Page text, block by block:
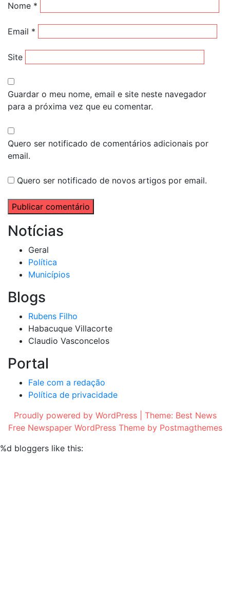
Nome *
Email *
Site
Guardar o meu nome, email e site neste navegador
para a próxima vez que eu comentar.
Quero ser notificado de comentários adicionais por
email.
Quero ser notificado de novos artigos por email.
Notícias
Geral
Política
Municípios
Blogs
Rubens Filho
Habacuque Villacorte
Claudio Vasconcelos
Portal
Fale com a redação
Política de privacidade
Proudly powered by WordPress
Theme: Best News
Free Newspaper WordPress Themeby Postmagthemes
%d bloggers like this: